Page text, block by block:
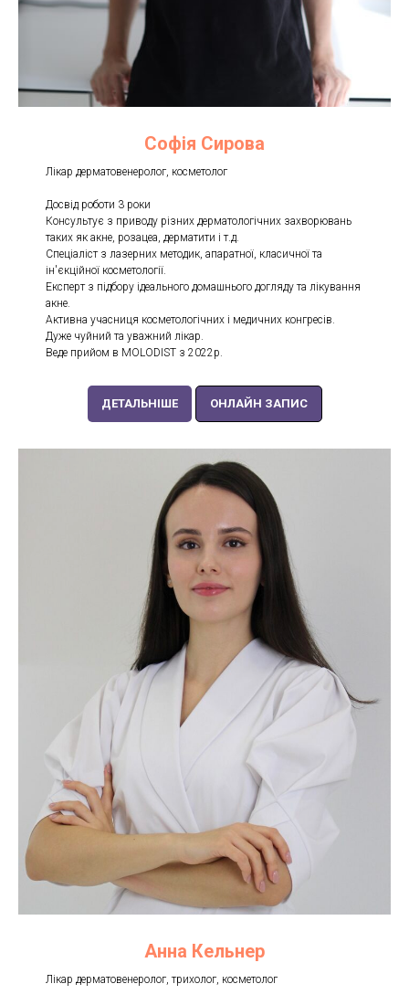
Софія Сирова
Лікар дерматовенеролог, косметолог
Досвід роботи 3 роки
Консультує з приводу різних дерматологічних захворювань
таких як акне, розацеа, дерматити і т.д.
Спеціаліст з лазерних методик, апаратної, класичної та
ін'єкційної косметології.
Експерт з підбору ідеального домашнього догляду та лікування
акне.
Активна учасниця косметологічних і медичних конгресів.
Дуже чуйний та уважний лікар.
Веде прийом в MOLODIST з 2022р.
ДЕТАЛЬНІШЕ ОНЛАЙН ЗАПИС
Анна Кельнер
Лікар дерматовенеролог, трихолог, косметолог